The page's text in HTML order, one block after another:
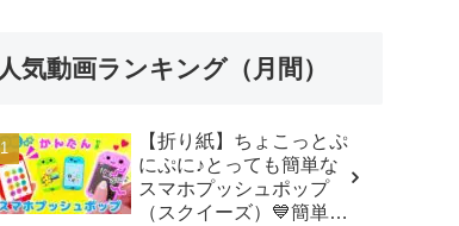
잇 - SodaCatOrigami 楽
人気動画ランキング（月間）
【折り紙】ちょこっとぷ
にぷに♪とっても簡単な
スマホプッシュポップ
（スクイーズ）💙簡単可